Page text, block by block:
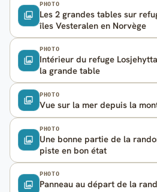
PHOTO
Les 2 grandes tables sur
îles Vesteralen en Norvège
PHOTO
Intérieur du refuge
la grande table
PHOTO
Vue sur la mer depuis la
PHOTO
Une bonne partie de la
piste en bon état
PHOTO
Panneau au départ de la